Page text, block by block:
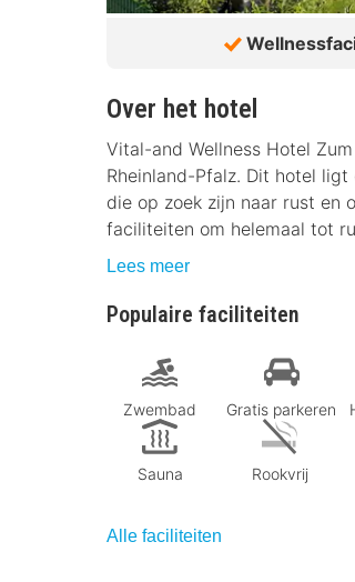
Over het hotel
Vital-and Wellness Hotel
Rheinland-Pfalz. Dit hotel
die op zoek zijn naar rust en
faciliteiten om helemaal tot
Lees meer
Populaire faciliteiten
Zwembad Gratis parkeren
Sauna Rookvrij
Alle faciliteiten